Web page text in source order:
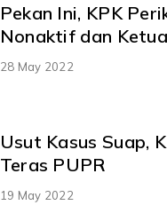
Pekan Ini, KPK
Nonaktif dan
28 May 2022
Usut Kasus Suap,
Teras PUPR
19 May 2022